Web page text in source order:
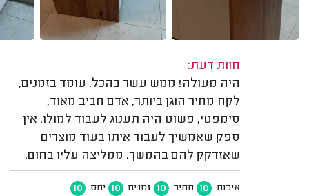
חוות דעת:
היה מעולה! ממש עשר בהכל. עומד בזמנים,
לקח מחיר הוגן ביותר, אדם חביב מאוד,
סימפטי, פשוט היה תענוג לעבוד למולו. אין
ספק שאמשיך לעבוד איתו בעוד מוצרים
שאזדקק להם בהמשך. ממליצה עליו בחום.
איכות 10 מחיר 10 זמנים 10 יחס 10